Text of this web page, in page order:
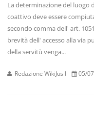
La determinazione del luogo
coattivo deve essere
secondo comma dell' art.
brevità dell' accesso alla via
della servitù venga...
Redazione WikiJus I 05/